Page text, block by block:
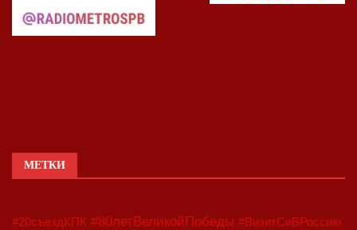
МЕТКИ
#20съездКПК #80летВеликойПобеды #ВизитСиВРоссию